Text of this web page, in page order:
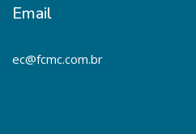
Email
ec@fcmc.com.br